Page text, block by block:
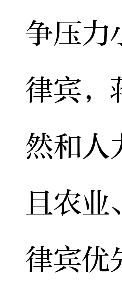
争压力
律宾，
然和人
且农
律宾优